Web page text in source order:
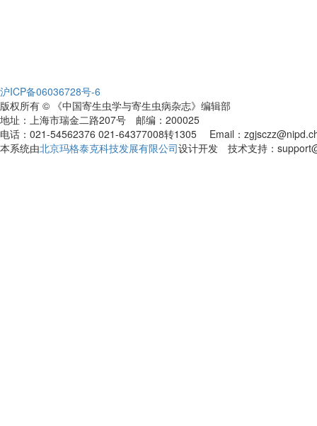
沪ICP备06036728号-6
版权所有 © 《中国寄生虫学与寄生虫病杂志》编辑部
地址：上海市瑞金二路207号 邮编：200025
电话：021-54562376 021-64377008转1305 Email：
本系统由北京玛格泰克科技发展有限公司设计开发 技术支持：